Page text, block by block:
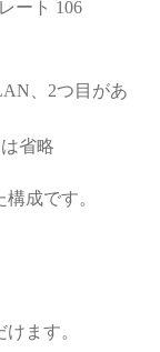
ート 106
、2つ目があ
省略
成です。
ます。